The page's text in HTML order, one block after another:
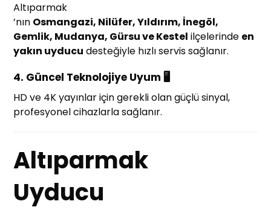
Altıparmak
’nın Osmangazi, Nilüfer, Yıldırım, İnegöl,
Gemlik, Mudanya, Gürsu ve Kestel ilçelerinde en
yakın uyducu desteğiyle hızlı servis sağlanır.
4. Güncel Teknolojiye Uyum 🖥️
HD ve 4K yayınlar için gerekli olan güçlü sinyal,
profesyonel cihazlarla sağlanır.
Altıparmak
Uyducu